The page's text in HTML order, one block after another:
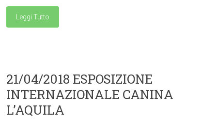
Leggi Tutto
21/04/2018 ESPOSIZIONE
INTERNAZIONALE CANINA
L’AQUILA